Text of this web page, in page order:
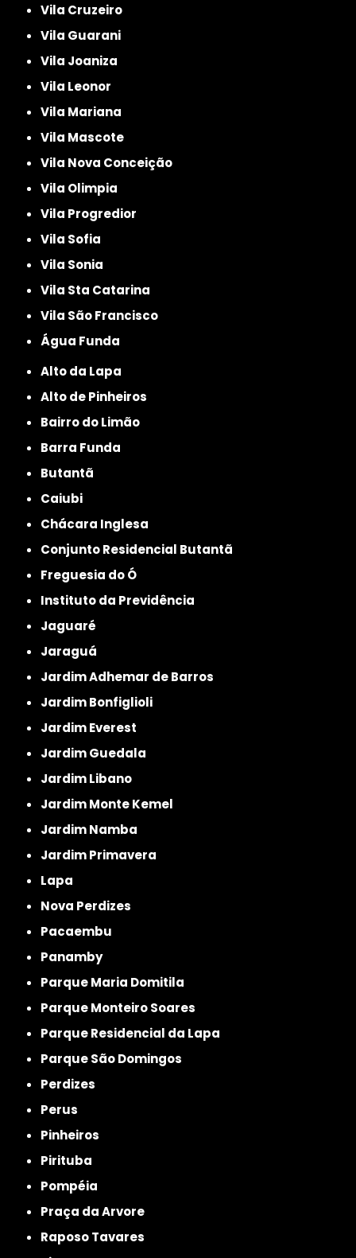
Vila Cruzeiro
Vila Guarani
Vila Joaniza
Vila Leonor
Vila Mariana
Vila Mascote
Vila Nova Conceição
Vila Olimpia
Vila Progredior
Vila Sofia
Vila Sonia
Vila Sta Catarina
Vila São Francisco
Água Funda
Alto da Lapa
Alto de Pinheiros
Bairro do Limão
Barra Funda
Butantã
Caiubi
Chácara Inglesa
Conjunto Residencial Butantã
Freguesia do Ó
Instituto da Previdência
Jaguaré
Jaraguá
Jardim Adhemar de Barros
Jardim Bonfiglioli
Jardim Everest
Jardim Guedala
Jardim Libano
Jardim Monte Kemel
Jardim Namba
Jardim Primavera
Lapa
Nova Perdizes
Pacaembu
Panamby
Parque Maria Domitila
Parque Monteiro Soares
Parque Residencial da Lapa
Parque São Domingos
Perdizes
Perus
Pinheiros
Pirituba
Pompéia
Praça da Arvore
Raposo Tavares